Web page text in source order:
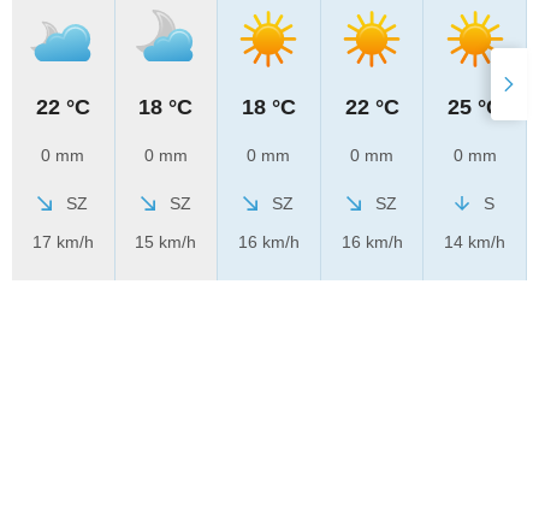
22 °C
0 mm
SZ
17 km/h
18 °C
0 mm
SZ
15 km/h
18 °C
0 mm
SZ
16 km/h
22 °C
0 mm
SZ
16 km/h
25 °C
0 mm
S
14 km/h